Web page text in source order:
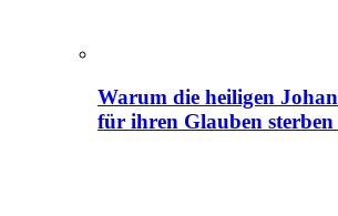
Warum die heiligen
für ihren Glauben sterben